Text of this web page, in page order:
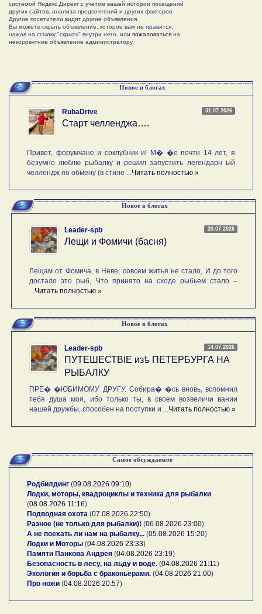
системой Яндекс.Директ с учетом вашей истории посещений
других сайтов, анализа предпочтений и других факторов.
Другие посетители видят другие объявления.
Вы можете скрыть объявление, которое вам не нравится,
нажав на ссылку "скрыть" внутри него, или пожаловаться на
некорректное объявление администратору.
Новое в блогах
31.07.2026
RubaDrive
Старт челленджа….
Привет, форумчане и соклубник и! М� �е почти 14 лет, я
безумно люблю рыбалку и решил запустить легендарн ый
челлендж по обмену (в стиле ... Читать полностью »
Новое в блогах
20.07.2026
Leader-spb
Лещи и Фомичи (басня)
Лещам от Фомича, в Неве, совсем житья не стало, И до того
достало это рыб, Что принято на сходе рыбьем стало –
Читать полностью »
Новое в блогах
14.07.2026
Leader-spb
ПУТЕШЕСТВIE изѣ ПЕТЕРБУРГА НА
РЫБАЛКУ
ПРЕ� �ЮБИМОМУ ДРУГУ. Собира� �сь вновь, вспомнил
тебя душа моя, ибо только ты, в своем возвеличи вании
нашей дружбы, способен на поступки и ... Читать полностью »
Самое обсуждаемое
Родбилдинг (09.08.2026 09:10)
Лодки, моторы, квадроциклы и техника для рыбалки
(08.08.2026 11:16)
Подводная охота (07.08.2026 22:50)
Разное (не только для рыбалки)! (06.08.2026 23:00)
А не поехать ли нам на рыбалку... (05.08.2026 15:20)
Лодки и Моторы (04.08.2026 23:33)
Памяти Панкова Андрея (04.08.2026 23:19)
Безопасность в лесу, на льду и воде. (04.08.2026 21:11 )
Экология и борьба с браконьерами. (04.08.2026 21:00)
Про ножи (04.08.2026 20:57)